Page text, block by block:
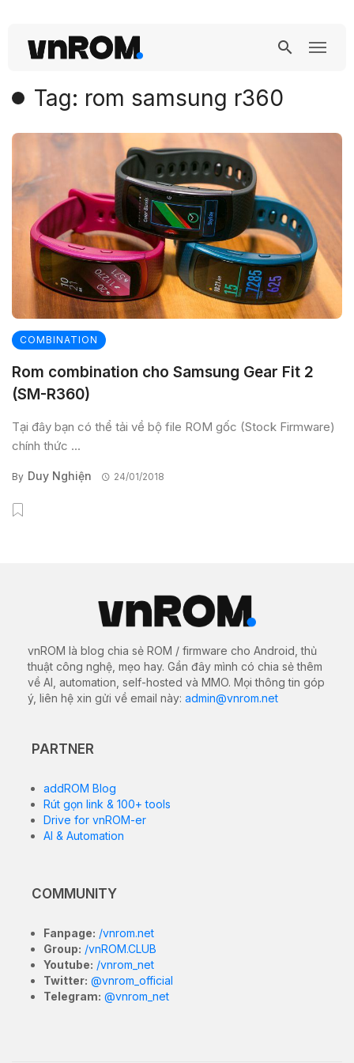
Tag: rom samsung r360
COMBINATION
Rom combination cho Samsung Gear Fit 2
(SM-R360)
Tại đây bạn có thể tải về bộ file ROM gốc (Stock Firmware)
chính thức ...
By Duy Nghiện 24/01/2018
vnROM là blog chia sẻ ROM / firmware cho Android, thủ
thuật công nghệ, mẹo hay. Gần đây mình có chia sẻ thêm
về AI, automation, self-hosted và MMO. Mọi thông tin góp
ý, liên hệ xin gửi về email này: admin@vnrom.net
PARTNER
addROM Blog
Rút gọn link & 100+ tools
Drive for vnROM-er
AI & Automation
COMMUNITY
Fanpage: /vnrom.net
Group: /vnROM.CLUB
Youtube: /vnrom_net
Twitter: @vnrom_official
Telegram: @vnrom_net